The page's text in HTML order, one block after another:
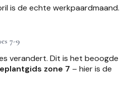
is de echte werkpaardmaand.
7-9
verandert. Dit is het beoogde
zone 7 – hier is de